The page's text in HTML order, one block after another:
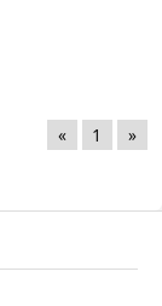
« 1 »